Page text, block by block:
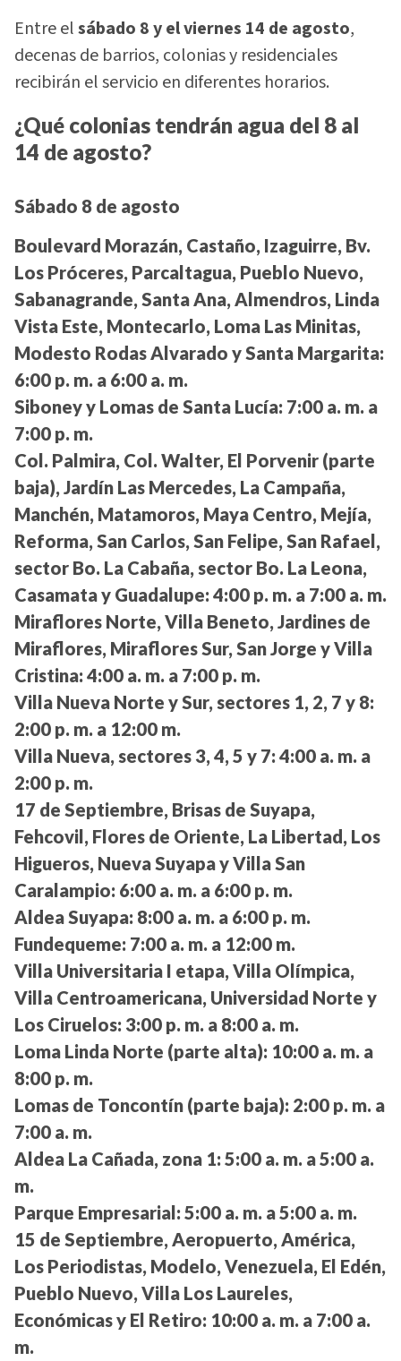
Entre elsábado 8 y el viernes 14 de agosto,
decenas de barrios, colonias y residenciales
recibirán el servicio en diferentes horarios.
¿Qué colonias tendrán agua del 8 al
14 de agosto?
Sábado 8 de agosto
Boulevard Morazán, Castaño, Izaguirre, Bv.
Los Próceres, Parcaltagua, Pueblo Nuevo,
Sabanagrande, Santa Ana, Almendros, Linda
Vista Este, Montecarlo, Loma Las Minitas,
Modesto Rodas Alvarado y Santa Margarita:
6:00 p. m. a 6:00 a. m.
Siboney y Lomas de Santa Lucía: 7:00 a. m. a
7:00 p. m.
Col. Palmira, Col. Walter, El Porvenir (parte
baja), Jardín Las Mercedes, La Campaña,
Manchén, Matamoros, Maya Centro, Mejía,
Reforma, San Carlos, San Felipe, San Rafael,
sector Bo. La Cabaña, sector Bo. La Leona,
Casamata y Guadalupe: 4:00 p. m. a 7:00 a. m.
Miraflores Norte, Villa Beneto, Jardines de
Miraflores, Miraflores Sur, San Jorge y Villa
Cristina: 4:00 a. m. a 7:00 p. m.
Villa Nueva Norte y Sur, sectores 1, 2, 7 y 8:
2:00 p. m. a 12:00 m.
Villa Nueva, sectores 3, 4, 5 y 7: 4:00 a. m. a
2:00 p. m.
17 de Septiembre, Brisas de Suyapa,
Fehcovil, Flores de Oriente, La Libertad, Los
Higueros, Nueva Suyapa y Villa San
Caralampio: 6:00 a. m. a 6:00 p. m.
Aldea Suyapa: 8:00 a. m. a 6:00 p. m.
Fundequeme: 7:00 a. m. a 12:00 m.
Villa Universitaria I etapa, Villa Olímpica,
Villa Centroamericana, Universidad Norte y
Los Ciruelos: 3:00 p. m. a 8:00 a. m.
Loma Linda Norte (parte alta): 10:00 a. m. a
8:00 p. m.
Lomas de Toncontín (parte baja): 2:00 p. m. a
7:00 a. m.
Aldea La Cañada, zona 1: 5:00 a. m. a 5:00 a.
m.
Parque Empresarial: 5:00 a. m. a 5:00 a. m.
15 de Septiembre, Aeropuerto, América,
Los Periodistas, Modelo, Venezuela, El Edén,
Pueblo Nuevo, Villa Los Laureles,
Económicas y El Retiro: 10:00 a. m. a 7:00 a.
m.